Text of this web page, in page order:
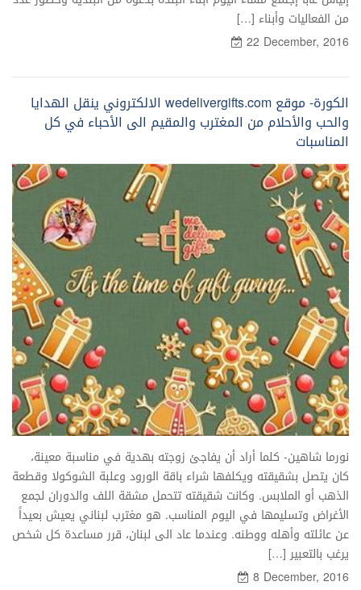
من الفعاليات وأبناء […]
22 December, 2016
الكورة- موقع wedelivergifts.com الالكتروني ينقل الهدايا
والحب والأحلام من المغترب والمقيم الى الأحباء في كل
المناسبات
نورما شاهين- كلما أراد أن يفاجئ زوجته بهدية في مناسبة معينة،
كان يتصل بشقيقته ويكلفها شراء باقة الورود وعلبة الشوكولا وقطعة
الذهب أو الملابس. وكانت شقيقته تتحمل مشقة اللف والدوران لجمع
الأغراض وتسليمها في اليوم المناسب. هو مغترب لبناني يعيش بعيداً
عن عائلته وأهله ووطنه. وعندما عاد الى لبنان، قرر مساعدة كل شخص
يرغب بالتعبير […]
8 December, 2016